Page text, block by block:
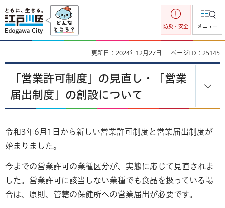
江戸川区
防災・安全 メニュー
更新日：2024年12月27日 ページID：25145
「営業許可制度」の見直し・「営業
届出制度」の創設について
令和3年6月1日から新しい営業許可制度と営業届出制度が
始まりました。
今までの営業許可の業種区分が、実態に応じて見直されま
した。営業許可に該当しない業種でも食品を扱っている場
合は、原則、管轄の保健所への営業届出が必要です。